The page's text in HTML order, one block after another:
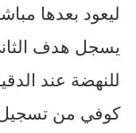
ليعود بعدها
يسجل هدف
كوفي من تسجيل